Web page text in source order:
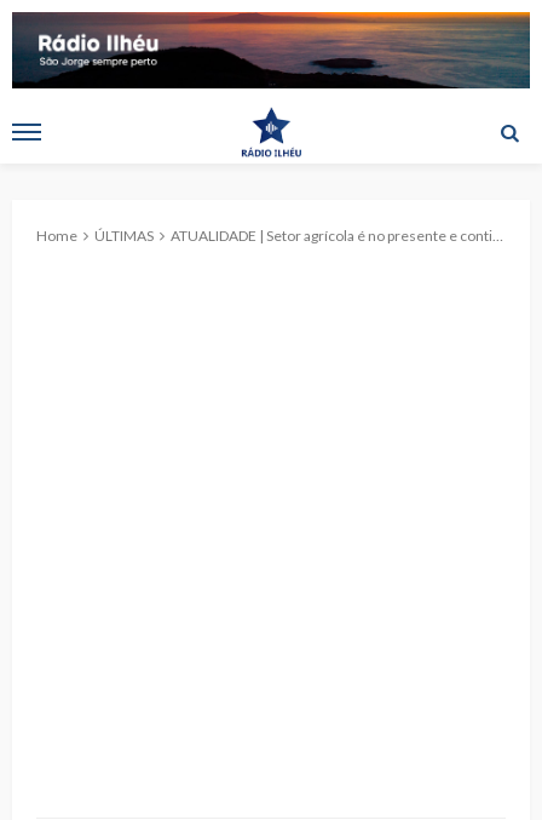
Home ÚLTIMAS ATUALIDADE | Setor agrícola é no presente e continuará no futuro a ser gerador de riqueza e emprego, diz Presidente do Governo